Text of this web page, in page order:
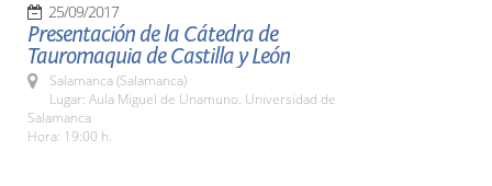
25/09/2017
Presentación de la Cátedra de
Tauromaquia de Castilla y León
Salamanca (Salamanca)
Lugar: Aula Miguel de Unamuno. Universidad de
Salamanca
Hora: 19:00 h.